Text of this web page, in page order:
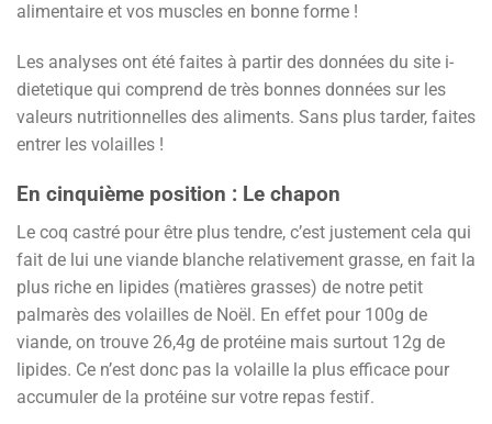
alimentaire et vos muscles en bonne forme !
Les analyses ont été faites à partir des données du site i-
dietetique qui comprend de très bonnes données sur les
valeurs nutritionnelles des aliments. Sans plus tarder, faites
entrer les volailles !
En cinquième position : Le chapon
Le coq castré pour être plus tendre, c’est justement cela qui
fait de lui une viande blanche relativement grasse, en fait la
plus riche en lipides (matières grasses) de notre petit
palmarès des volailles de Noël. En effet pour 100g de
viande, on trouve 26,4g de protéine mais surtout 12g de
lipides. Ce n’est donc pas la volaille la plus efficace pour
accumuler de la protéine sur votre repas festif.